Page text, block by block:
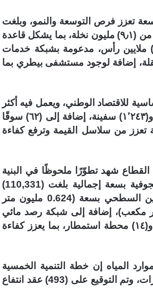
تعزز فرص التوسعة والنمو، وبلغت
المساحة المزروعة (٣١٢) ألف فدان، ويضم القطاع أكثر من (٩٫١) مليون نخلة، بما يشكل قاعدة
إنتاجية واعدة. كما أن حجم الثروة الحيوانية يقدّر بـ (٤) ملايين رأس، مدعومة بشبكة خدمات
بيطرية حكومية و(٤١) عيادة متنقلة، إضافة لوجود مستشفى بيطري بما
للاقتصاد الوطني، ويعمل فيه أكثر
من (60) ألف صياد عُماني، ويضم (٢٧٬٣٢٠) قارب صيد و(١٬٢٤٣) سفينة، إضافة إلى (٦٢) سوقًا
متكاملة تعزز من سلاسل القيمة وترفع كفاءة
القطاع شهد تطوّرًا ملحوظًا في البنية
الأساسيّة، فقد تم إنشاء وتشغيل (85) سدًا للتغذية الجوفية بسعة إجمالية بلغت (110,331)
مليون متر مكعب، إلى جانب وجود (116) سدًا للتخزين السطحي بسعة (0.624 مليون متر
بسعة (247,730 مليون متر مكعب)، إضافة إلى شبكة رصد مائي
تضم (3483) محطة، منها (672) محطة تعمل عن بُعد، و(١٤) محطة استمطار، بما يعزز كفاءة
المياه إن خطة التنمية الخمسية
العاشرة (2021-2025) شهدت تناميًا في حجم الاستثمارات، وتم التوقيع على (493) عقد انتفاع